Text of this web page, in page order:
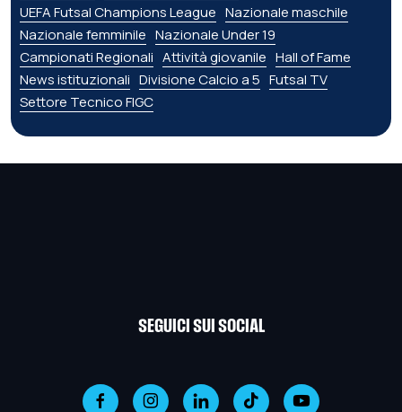
UEFA Futsal Champions League Nazionale maschile
Nazionale femminile Nazionale Under 19
Campionati Regionali Attività giovanile Hall of Fame
News istituzionali Divisione Calcio a 5 Futsal TV
Settore Tecnico FIGC
SEGUICI SUI SOCIAL